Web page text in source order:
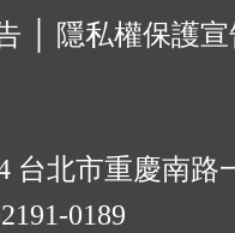
隱私權保護
台北市重慶南路
0189